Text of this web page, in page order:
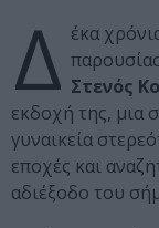
Δ έκα
Στενός
εκδοχή της, μια
γυναικεία
εποχές και
αδιέξοδο του